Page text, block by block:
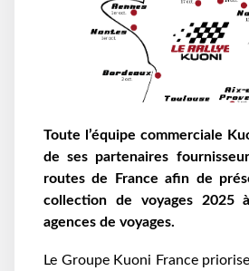
Toute l’équipe commerciale
de ses partenaires
routes de France afin de
collection de voyages 2025
agences de voyages.
Le Groupe Kuoni France